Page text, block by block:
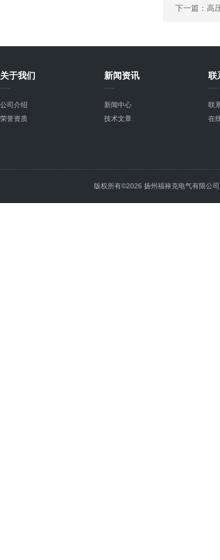
下一篇： 高
关于我们
公司介绍
荣誉资质
新闻资讯
新闻中心
技术文章
联
联
在
版权所有©2026 扬州福禄克电气有限公